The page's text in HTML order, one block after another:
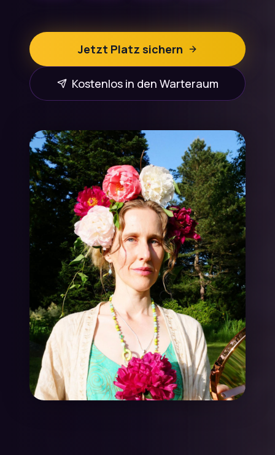
Jetzt Platz sichern
Kostenlos in den Warteraum